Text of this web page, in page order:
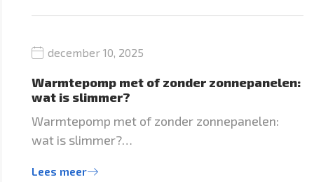
december 10, 2025
Warmtepomp met of zonder zonnepanelen:
wat is slimmer?
Warmtepomp met of zonder zonnepanelen:
wat is slimmer?…
Lees meer